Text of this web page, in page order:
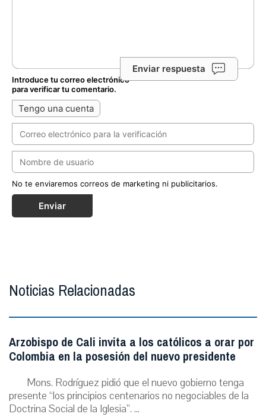
Enviar respuesta
Introduce tu correo electrónico
para verificar tu comentario.
Tengo una cuenta
No te enviaremos correos de marketing ni publicitarios.
Enviar
Noticias Relacionadas
Arzobispo de Cali invita a los católicos a orar por
Colombia en la posesión del nuevo presidente
Mons. Rodríguez pidió que el nuevo gobierno tenga
presente “los principios centenarios no negociables de la
Doctrina Social de la Iglesia”. ...